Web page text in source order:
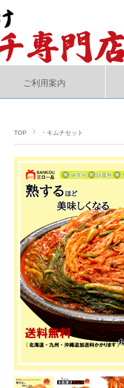
ご利用案内
TOP ・キムチセット